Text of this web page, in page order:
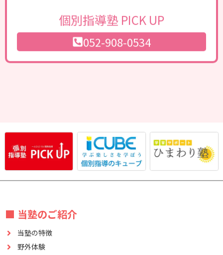
個別指導塾 PICK UP
052-908-0534
■ 当塾のご紹介
当塾の特徴
野外体験